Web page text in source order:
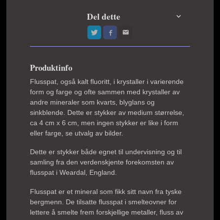
Del dette
Produktinfo
Flusspat, også kalt fluoritt, i krystaller i varierende
form og farge og ofte sammen med krystaller av
andre mineraler som kvarts, blyglans og
sinkblende. Dette er stykker av medium størrelse,
ca 4 cm x 6 cm, men ingen stykker er like i form
eller farge, se utvalg av bilder.
Dette er stykker både egnet til undervisning og til
samling fra den verdenskjente forekomsten av
flusspat i Weardal, England.
Flusspat er et mineral som fikk sitt navn fra tyske
bergmenn. De tilsatte flusspat i smelteovner for
lettere å smelte frem forskjellige metaller, fluss av